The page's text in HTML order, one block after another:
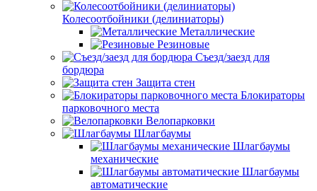
Колесоотбойники (делиниаторы)
Металлические
Резиновые
Съезд/заезд для
бордюра
Защита стен
Блокираторы
парковочного места
Велопарковки
Шлагбаумы
Шлагбаумы
механические
Шлагбаумы
автоматические